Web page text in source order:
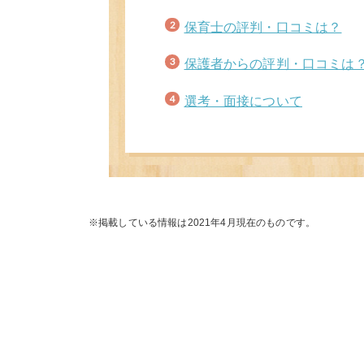
保育士の評判・口コミは？
保護者からの評判・口コミは
選考・面接について
※掲載している情報は2021年4月現在のものです。